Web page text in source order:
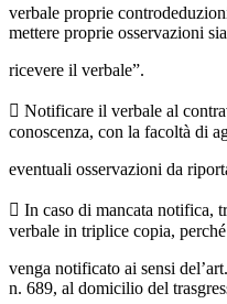
verbale proprie
mettere proprie osservazioni
ricevere il verbale”.
 Notificare il verbale al
conoscenza, con la facoltà di
eventuali osservazioni da
 In caso di mancata notifica,
verbale in triplice copia, perché
venga notificato ai sensi
n. 689, al domicilio del